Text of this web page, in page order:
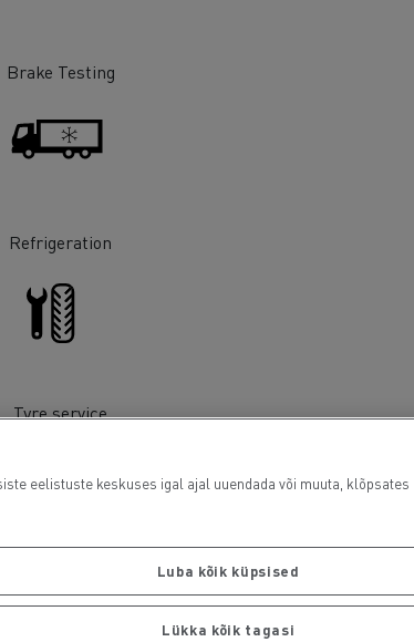
Brake Testing
Refrigeration
Tyre service
eelistuste keskuses igal ajal uuendada või muuta,
Luba kõik küpsised
Lükka kõik tagasi